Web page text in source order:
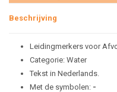
Beschrijving
Leidingmerkers voor
Categorie: Water
Tekst in Nederlands.
Met de symbolen: -